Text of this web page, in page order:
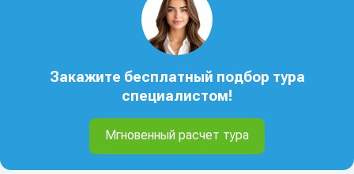
Закажите бесплатный подбор тура
специалистом!
Мгновенный расчет тура